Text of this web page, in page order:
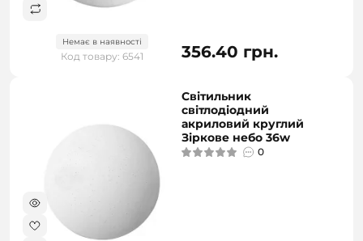
Немає в наявності
Код товару: 6541 356.40 грн.
Світильник
світлодіодний
акриловий круглий
Зіркове небо 36w
0